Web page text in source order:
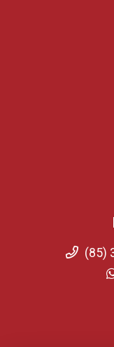
(85)